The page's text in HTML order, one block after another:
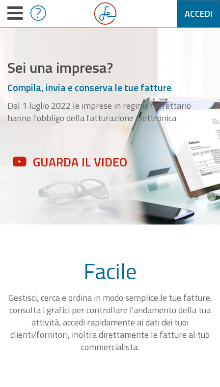
ACCEDI
Sei una impresa?
Compila, invia e conserva le tue fatture
Dal 1 luglio 2022 le imprese in regime forfettario
hanno l'obbligo della fatturazione elettronica
GUARDA IL VIDEO
Facile
Gestisci, cerca e ordina in modo semplice le tue fatture,
consulta i grafici per controllare l'andamento della tua
attività, accedi rapidamente ai dati dei tuoi
clienti/fornitori, inoltra direttamente le fatture al tuo
commercialista.